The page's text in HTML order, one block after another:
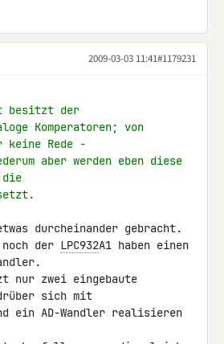
2009-03-03 11:41#1179231
besitzt der
Komperatoren; von
keine Rede -
aber werden eben diese
die
durcheinander gebracht.
noch der LPC932A1 haben einen
nur zwei eingebaute
sich mit
ein AD-Wandler realisieren